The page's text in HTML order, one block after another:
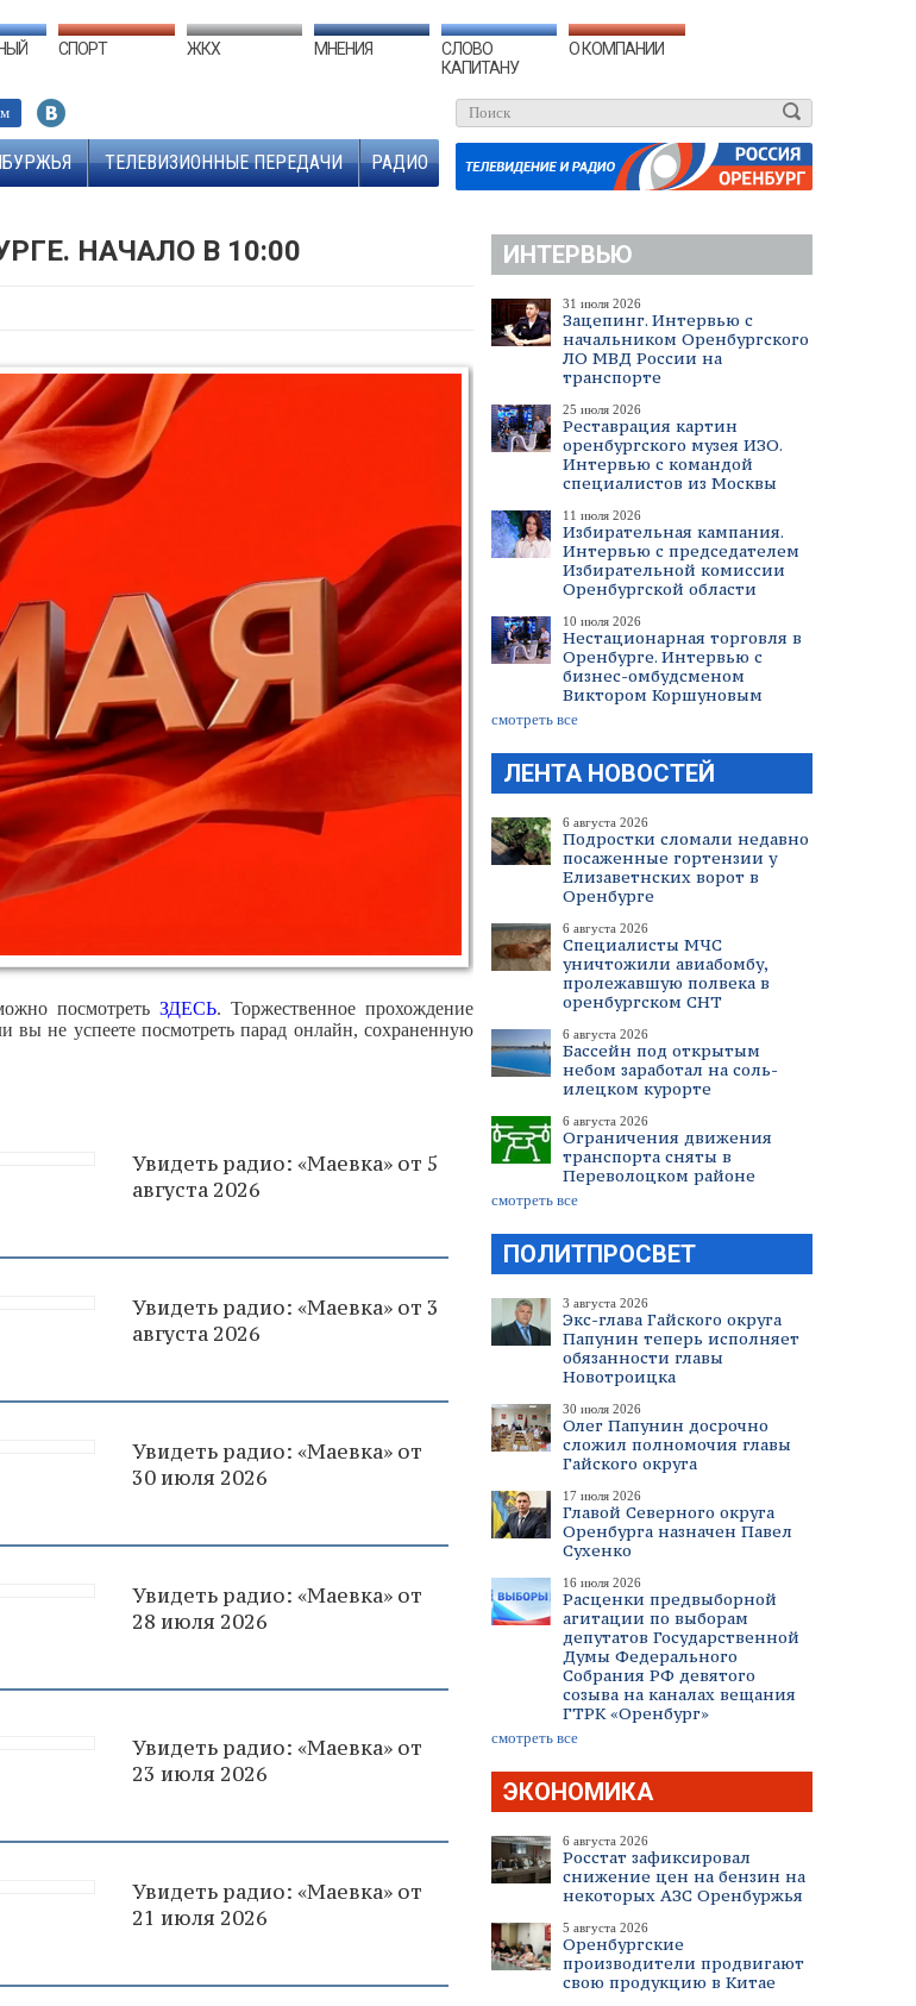
СПОРТ ЖКХ МНЕНИЯ
СЛОВО
КАПИТАНУ
О КОМПАНИИ
ТЕЛЕВИЗИОННЫЕ ПЕРЕДАЧИ РАДИО
ИНТЕРВЬЮ
31 июля 2026
Зацепинг. Интервью с
начальником Оренбургского
ЛО МВД России на
транспорте
25 июля 2026
Реставрация картин
оренбургского музея ИЗО.
Интервью с командой
специалистов из Москвы
11 июля 2026
Избирательная кампания.
Интервью с председателем
Избирательной комиссии
Оренбургской области
10 июля 2026
Нестационарная торговля в
Оренбурге. Интервью с
бизнес-омбудсменом
Виктором Коршуновым
смотреть все
ЛЕНТА НОВОСТЕЙ
6 августа 2026
Подростки сломали недавно
посаженные гортензии у
Елизаветнских ворот в
Оренбурге
6 августа 2026
Специалисты МЧС
уничтожили авиабомбу,
пролежавшую полвека в
оренбургском СНТ
6 августа 2026
Бассейн под открытым
небом заработал на соль-
илецком курорте
6 августа 2026
Ограничения движения
транспорта сняты в
Переволоцком районе
смотреть все
ПОЛИТПРОСВЕТ
3 августа 2026
Экс-глава Гайского округа
Папунин теперь исполняет
обязанности главы
Новотроицка
30 июля 2026
Олег Папунин досрочно
сложил полномочия главы
Гайского округа
17 июля 2026
Главой Северного округа
Оренбурга назначен Павел
Сухенко
16 июля 2026
Расценки предвыборной
агитации по выборам
депутатов Государственной
Думы Федерального
Собрания РФ девятого
созыва на каналах вещания
ГТРК «Оренбург»
смотреть все
ЭКОНОМИКА
6 августа 2026
Росстат зафиксировал
снижение цен на бензин на
некоторых АЗС Оренбуржья
5 августа 2026
Оренбургские
производители продвигают
свою продукцию в Китае
НАЧАЛО В 10:00
посмотреть ЗДЕСЬ. Торжественное прохождение
вы не успеете посмотреть парад онлайн, сохраненную
Увидеть радио: «Маевка» от 5
августа 2026
Увидеть радио: «Маевка» от 3
августа 2026
Увидеть радио: «Маевка» от
30 июля 2026
Увидеть радио: «Маевка» от
28 июля 2026
Увидеть радио: «Маевка» от
23 июля 2026
Увидеть радио: «Маевка» от
21 июля 2026